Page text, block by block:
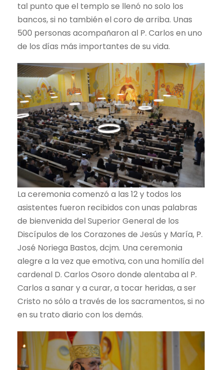
tal punto que el templo se llenó no solo los
bancos, si no también el coro de arriba. Unas
500 personas acompañaron al P. Carlos en uno
de los días más importantes de su vida.
La ceremonia comenzó a las 12 y todos los
asistentes fueron recibidos con unas palabras
de bienvenida del Superior General de los
Discípulos de los Corazones de Jesús y María, P.
José Noriega Bastos, dcjm. Una ceremonia
alegre a la vez que emotiva, con una homilía del
cardenal D. Carlos Osoro donde alentaba al P.
Carlos a sanar y a curar, a tocar heridas, a ser
Cristo no sólo a través de los sacramentos, si no
en su trato diario con los demás.